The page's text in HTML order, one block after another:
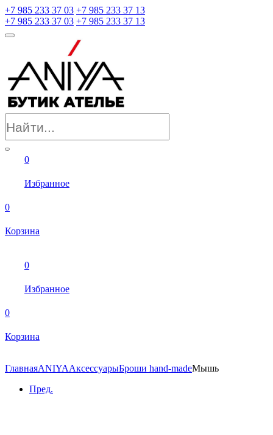
+7 985 233 37 03 +7 985 233 37 13
+7 985 233 37 03 +7 985 233 37 13
0
Избранное
0
Корзина
0
Избранное
0
Корзина
ГлавнаяANIYAАксессуарыБроши hand-madeМышь
Пред.